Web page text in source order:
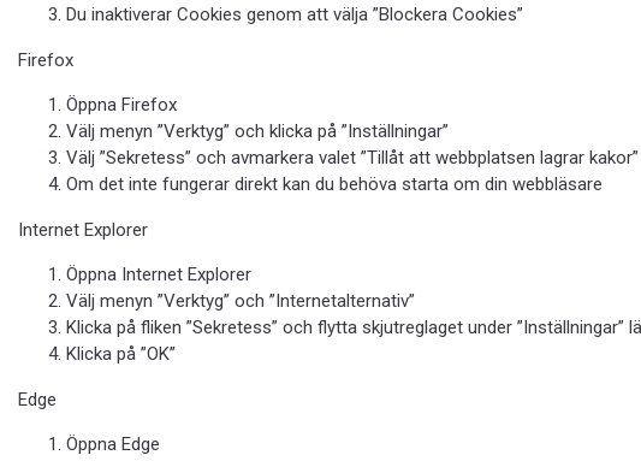
Du inaktiverar Cookies genom att välja ”Blockera Cookies”
Firefox
Öppna Firefox
Välj menyn ”Verktyg” och klicka på ”Inställningar”
Välj ”Sekretess” och avmarkera valet ”Tillåt att webbplatsen lagrar kakor”
Om det inte fungerar direkt kan du behöva starta om din webbläsare
Internet Explorer
Öppna Internet Explorer
Välj menyn ”Verktyg” och ”Internetalternativ”
Klicka på fliken ”Sekretess” och flytta skjutreglaget under ”Inställningar”
Klicka på ”OK”
Edge
Öppna Edge